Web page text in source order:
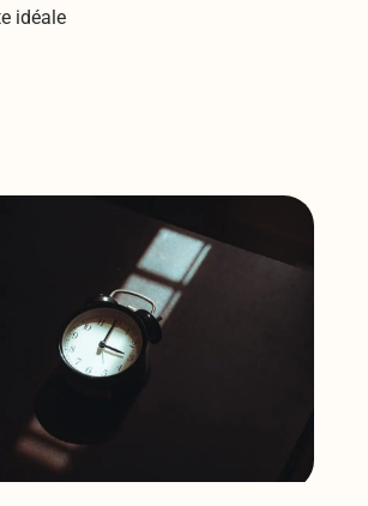
idéale